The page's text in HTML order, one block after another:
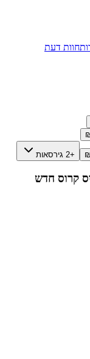
חוות דעת
₪ +2 גירסאות
קרוס חדש